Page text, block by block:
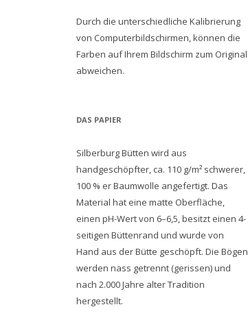
Durch die unterschiedliche Kalibrierung
von Computerbildschirmen, können die
Farben auf Ihrem Bildschirm zum Original
abweichen.
DAS PAPIER
Silberburg Bütten wird aus
handgeschöpfter, ca. 110 g/m² schwerer,
100 % er Baumwolle angefertigt. Das
Material hat eine matte Oberfläche,
einen pH-Wert von 6–6,5, besitzt einen 4-
seitigen Büttenrand und wurde von
Hand aus der Bütte geschöpft. Die Bögen
werden nass getrennt (gerissen) und
nach 2.000 Jahre alter Tradition
hergestellt.